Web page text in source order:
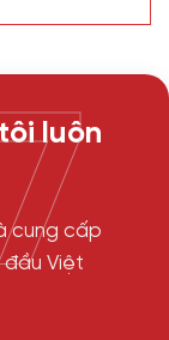
luôn
cung cấp
Việt